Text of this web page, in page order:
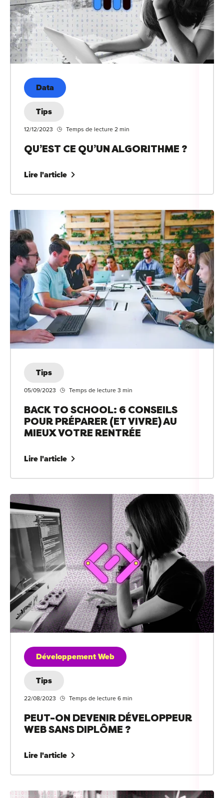
Data
Tips
12/12/2023 Temps de lecture 2 min
QU’EST CE QU’UN ALGORITHME ?
Lire l'article
Tips
05/09/2023 Temps de lecture 3 min
BACK TO SCHOOL: 6 CONSEILS
POUR PRÉPARER (ET VIVRE) AU
MIEUX VOTRE RENTRÉE
Lire l'article
Développement Web
Tips
22/08/2023 Temps de lecture 6 min
PEUT-ON DEVENIR DÉVELOPPEUR
WEB SANS DIPLÔME ?
Lire l'article